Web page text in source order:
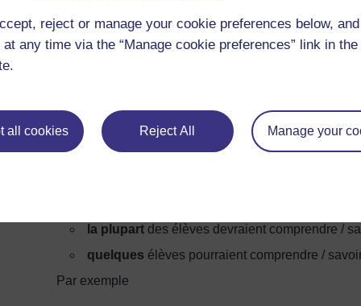
reject or manage your cookie preferences below,
any time via the “Manage cookie preferences” link in
all cookies Reject All Manage your
b. Les objectifs (et les résultats d’apprentissage) doivent
compte et reconnaître les talents et besoins de tous
la plupart des élèves devraient comprendre /
quelques élèves pourraient comprendre /
Par exemple